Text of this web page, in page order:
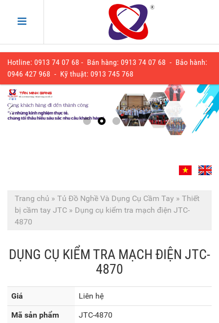
Hotline: 0913 74 07 68 - Bán hàng: 0913 74 07 68 - Bảo hành:
0946 427 968 - Kỹ thuật: 0913 745 768
Trang chủ » Tủ Đồ Nghề Và Dụng Cụ Cầm Tay » Thiết
bị cầm tay JTC » Dụng cụ kiểm tra mạch điện JTC-
4870
DỤNG CỤ KIỂM TRA MẠCH ĐIỆN JTC-
4870
Giá Liên hệ
Mã sản phẩm JTC-4870